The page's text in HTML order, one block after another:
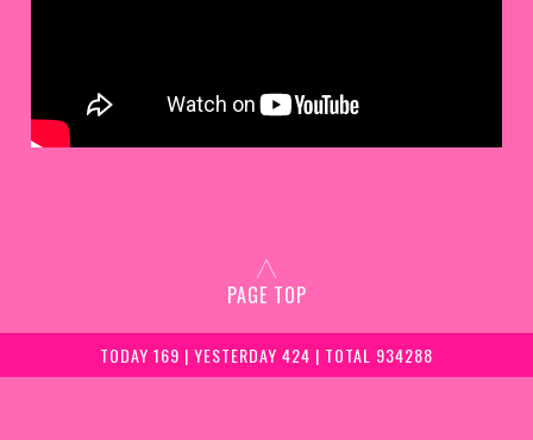
PAGE TOP
TODAY 169 | YESTERDAY 424 | TOTAL 934288